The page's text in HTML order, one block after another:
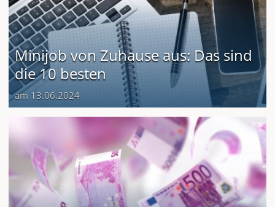
Minijob von Zuhause aus: Das sind
die 10 besten
am 13.06.2024